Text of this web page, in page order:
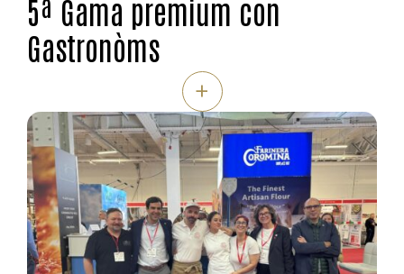
5ª Gama premium con
Gastronòms
+